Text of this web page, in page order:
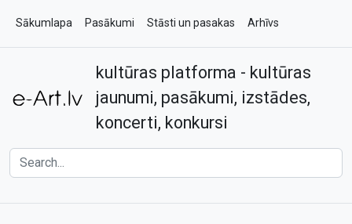
Sākumlapa Pasākumi Stāsti un pasakas Arhīvs
Kontakti
kultūras platforma - kultūras
jaunumi, pasākumi, izstādes,
koncerti, konkursi